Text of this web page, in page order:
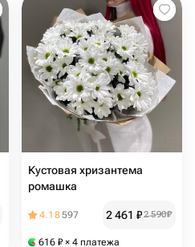
Кустовая хризантема
ромашка
4.18597 2 461 ₽2 590₽
616 ₽ × 4 платежа